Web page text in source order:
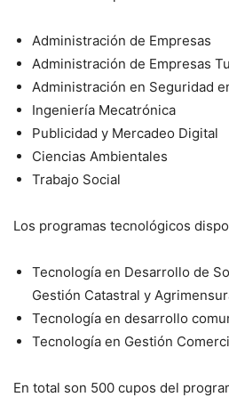
Administración de Empresas
Administración de Empresas
Administración en Seguridad
Ingeniería Mecatrónica
Publicidad y Mercadeo Digital
Ciencias Ambientales
Trabajo Social
Los programas tecnológicos
Tecnología en Desarrollo de
Gestión Catastral y
Tecnología en desarrollo
Tecnología en Gestión
En total son 500 cupos del